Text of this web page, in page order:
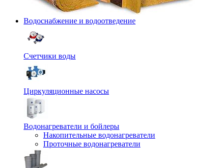
Водоснабжение и водоотведение
Счетчики воды
Циркуляционные насосы
Водонагреватели и бойлеры
Накопительные водонагреватели
Проточные водонагреватели